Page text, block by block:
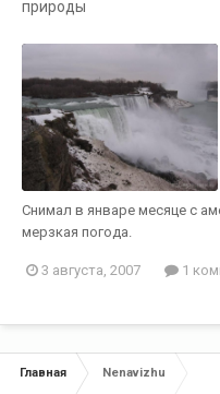
природы
Снимал в январе месяце с
мерзкая погода.
3 августа, 2007 1
Главная Nenavizhu